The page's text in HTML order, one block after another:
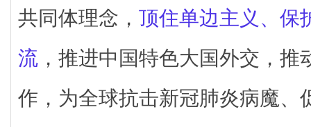
共同体理念， 顶住单边主义、保
流 ，推进中国特色大国外交，
作，为全球抗击新冠肺炎病魔、